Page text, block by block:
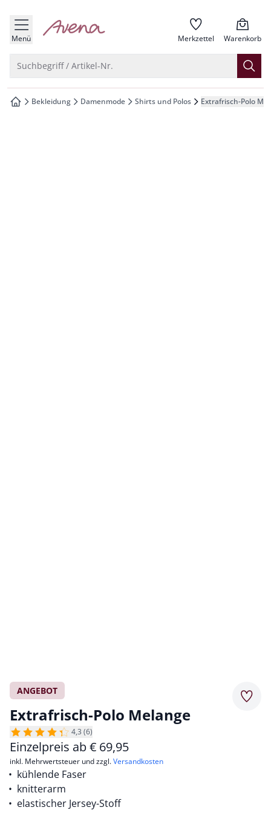
springen
springen
springen
springen
Menü zur Startseite Merkzettel Warenkorb
Suchbegriff / Artikel-Nr.
zur Startseite
Bekleidung Damenmode Shirts und Polos Extrafrisch-Polo
ANGEBOT
Extrafrisch-Polo Melange
4,3 (6)
Einzelpreis ab€ 69,95
inkl. Mehrwertsteuer und zzgl.Versandkosten
kühlende Faser
knitterarm
elastischer Jersey-Stoff